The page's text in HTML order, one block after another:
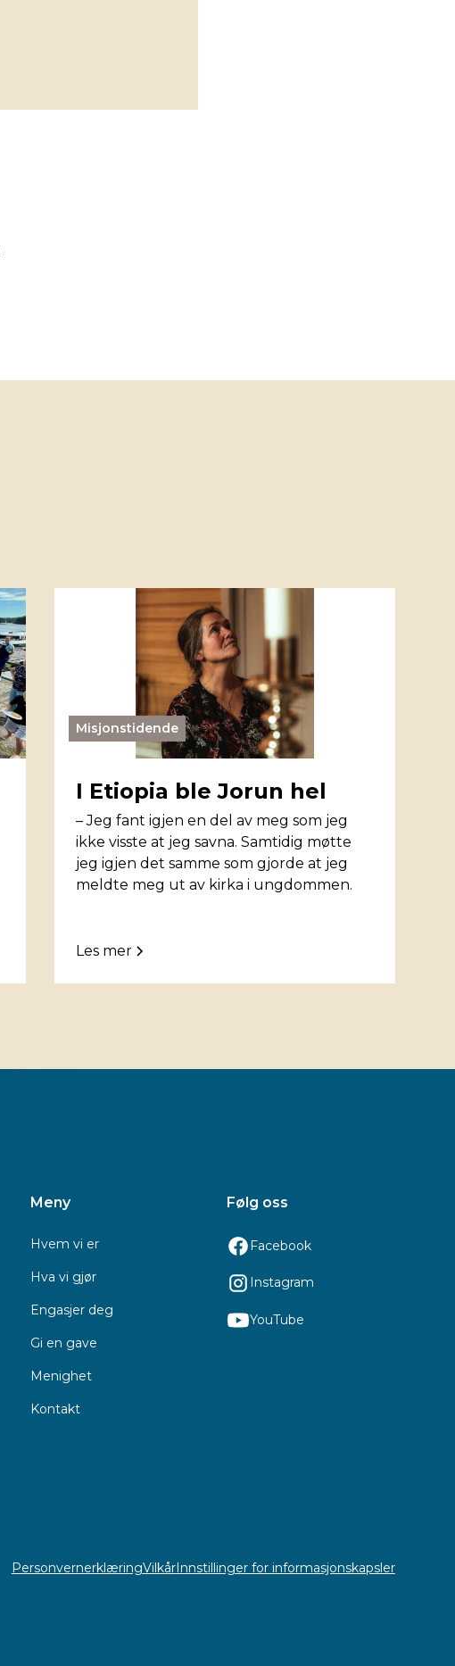
Misjonstidende
I Etiopia ble Jorun hel
– Jeg fant igjen en del av meg som jeg
ikke visste at jeg savna. Samtidig møtte
jeg igjen det samme som gjorde at jeg
meldte meg ut av kirka i ungdommen.
Les mer
Meny
Hvem vi er
Hva vi gjør
Engasjer deg
Gi en gave
Menighet
Kontakt
Følg oss
Facebook
Instagram
YouTube
PersonvernerklæringVilkårInnstillinger for informasjonskapsler